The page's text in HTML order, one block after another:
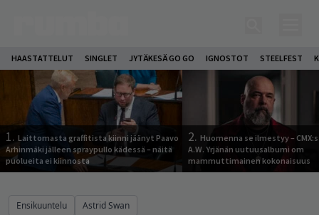
HAASTATTELUT SINGLET JYTÄKESÄ GO GO IGNOSTOT STEELFEST
1. Laittomasta graffitista kiinni jäänyt Paavo
Arhinmäki jälleen spraypullo kädessä – näitä
puolueita ei kiinnosta
2. Huomenna se ilmestyy –
A.W. Yrjänän uutuusalbumi om
mammuttimainen kokonaisuus
Ensikuuntelu Astrid Swan